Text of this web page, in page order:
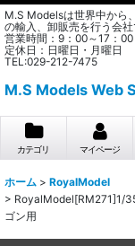
M.S Modelsは世界中から
の輸入、卸販売を行う会社
営業時間：9：00～17：00
定休日：日曜日・月曜日
TEL:029-212-7475
M.S Models Web
カテゴリ マイページ
ホーム > RoyalModel
> RoyalModel[RM271]1/
ゴン用